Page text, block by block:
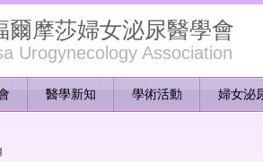
爾摩莎婦女泌尿醫學會
Urogynecology Association
醫學新知 學術活動 婦女泌